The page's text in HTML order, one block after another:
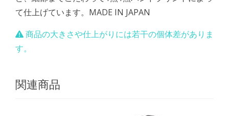
て仕上げています。MADE IN JAPAN
商品の大きさや仕上がりには若干の個体差がありま
す。
関連商品